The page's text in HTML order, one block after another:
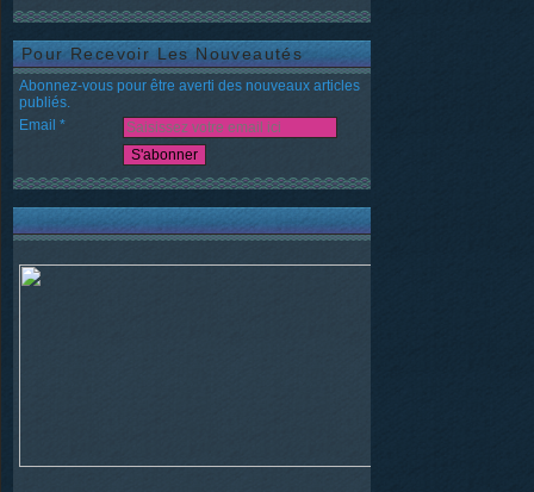
Pour Recevoir Les Nouveautés
Abonnez-vous pour être averti des nouveaux articles
publiés.
Email